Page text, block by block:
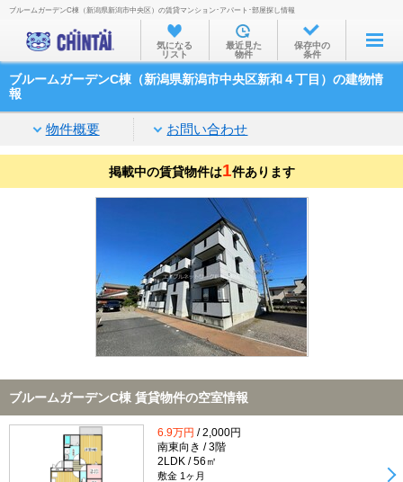
お部屋を探す
沿線・駅から
家賃相場から
通勤通学時間から
物件特集から
不動産会社から
TOP
ブルームガーデンC棟（新潟県新潟市中央区）の賃貸マンション･アパート･部屋探し情報
気になる
リスト
最近見た
物件
保存中の
条件
ブルームガーデンC棟（新潟県新潟市中央区新和４丁目）の建物情
報
物件概要 お問い合わせ
掲載中の賃貸物件は1件あります
ブルームガーデンC棟 賃貸物件の空室情報
6.9万円 / 2,000円
南東向き / 3階
2LDK / 56㎡
敷金 1ヶ月